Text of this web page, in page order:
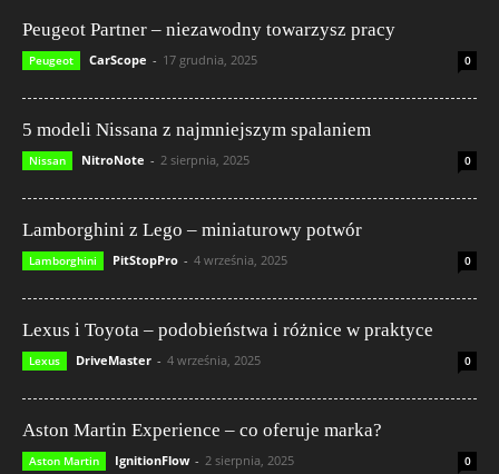
Peugeot Partner – niezawodny towarzysz pracy
Peugeot CarScope - 17 grudnia, 2025 0
5 modeli Nissana z najmniejszym spalaniem
Nissan NitroNote - 2 sierpnia, 2025 0
Lamborghini z Lego – miniaturowy potwór
Lamborghini PitStopPro - 4 września, 2025 0
Lexus i Toyota – podobieństwa i różnice w praktyce
Lexus DriveMaster - 4 września, 2025 0
Aston Martin Experience – co oferuje marka?
Aston Martin IgnitionFlow - 2 sierpnia, 2025 0